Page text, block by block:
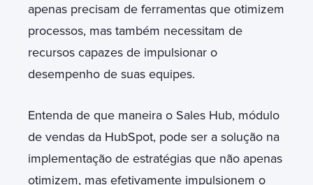
apenas precisam de ferramentas que otimizem
processos, mas também necessitam de
recursos capazes de impulsionar o
desempenho de suas equipes.
Entenda de que maneira o Sales Hub, módulo
de vendas da HubSpot, pode ser a solução na
implementação de estratégias que não apenas
otimizem, mas efetivamente impulsionem o